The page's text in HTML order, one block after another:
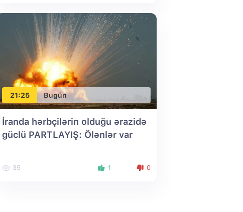
21:25 Bugün
İranda hərbçilərin olduğu ərazidə
güclü PARTLAYIŞ: Ölənlər var
35 1 0